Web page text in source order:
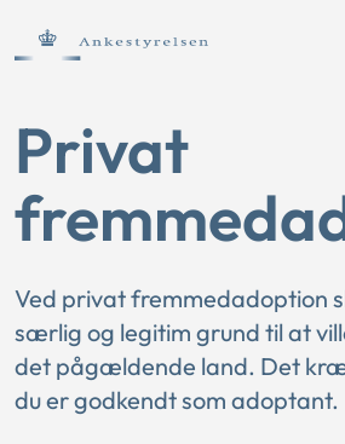
Privat
Ved privat fremmedadoption
særlig og legitim grund til at
det pågældende land. Det
du er godkendt som adoptant.